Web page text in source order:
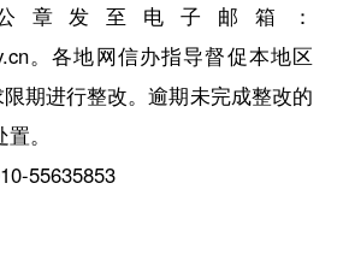
章发至电子邮箱：
。各地网信办指导督促本地区
期进行整改。逾期未完成整改的
。
55635853